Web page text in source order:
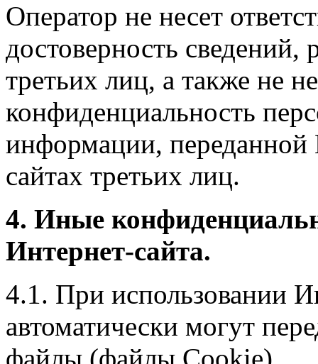
Оператор не несет
достоверность
третьих лиц, а также не
конфиденциальность
информации, переданной
сайтах третьих лиц.
4. Иные
Интернет-сайта.
4.1. При использовании
автоматически могут